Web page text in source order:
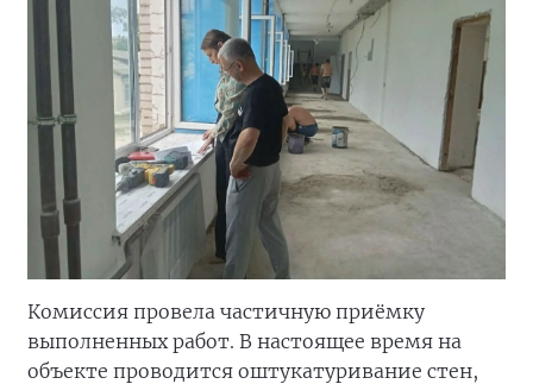
Комиссия провела частичную приёмку
выполненных работ. В настоящее время на
объекте проводится оштукатуривание стен,